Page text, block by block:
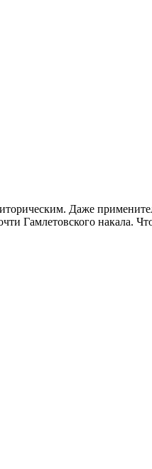
Даже
Гамлетовского